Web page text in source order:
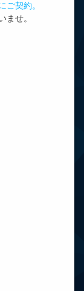
ご契約。
ませ。